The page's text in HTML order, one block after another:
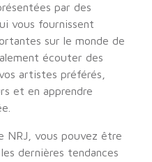
par des
vous fournissent
sur le monde de
écouter des
artistes préférés,
et en apprendre
NRJ, vous pouvez être
dernières tendances